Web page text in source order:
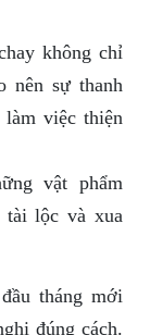
không chỉ
nên sự thanh
việc thiện
vật phẩm
tài lộc và xua
tháng mới
đúng cách.